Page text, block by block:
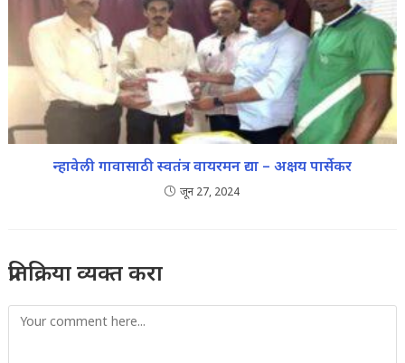
न्हावेली गावासाठी स्वतंत्र वायरमन द्या – अक्षय पार्सेकर
जून 27, 2024
प्रतिक्रिया व्यक्त करा
Comment